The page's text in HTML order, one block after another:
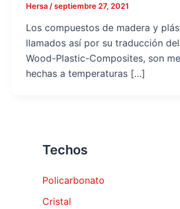
Hersa /septiembre 27, 2021
Los compuestos de madera y
llamados así por su traducción
Wood-Plastic-Composites, son
hechas a temperaturas […]
Techos
Policarbonato
Cristal